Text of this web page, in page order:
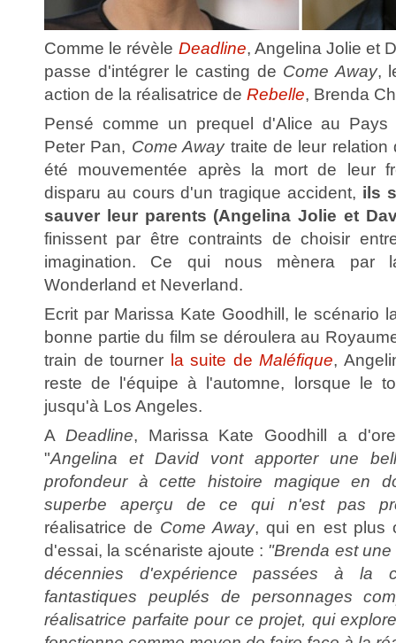
Comme le révèle Deadline, Angelina Jolie et
passe d'intégrer le casting de Come Away,
action de la réalisatrice de Rebelle, Brenda
Pensé comme un prequel d'Alice au
Peter Pan, Come Away traite de leur
été mouvementée après la mort de leur
disparu au cours d'un tragique accident, ils
sauver leur parents (Angelina Jolie et
finissent par être contraints de choisir
imagination. Ce qui nous mènera par
Wonderland et Neverland.
Ecrit par Marissa Kate Goodhill, le scénario
bonne partie du film se déroulera au
train de tourner la suite deMaléfique,
reste de l'équipe à l'automne, lorsque le
jusqu'à Los Angeles.
A Deadline, Marissa Kate Goodhill a
"Angelina et David vont apporter une
profondeur à cette histoire magique en
superbe aperçu de ce qui n'est pas
réalisatrice de Come Away, qui en est plus
d'essai, la scénariste ajoute : "Brenda est
décennies d'expérience passées à la
fantastiques peuplés de personnages
réalisatrice parfaite pour ce projet, qui